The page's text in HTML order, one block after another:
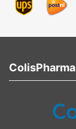
ColisPharma